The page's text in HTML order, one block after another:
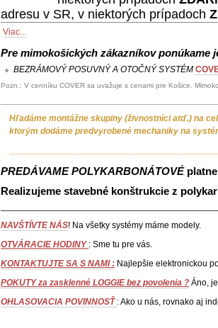
adresu v SR, v niektorých prípadoch
Viac...
Pre mimokošických zákazníkov ponúkame
BEZRÁMOVÝ POSUVNÝ A OTOČNÝ SYSTÉM
Pozn.: V cenníku COVER sa uvažuje s cenami pre Košice.
Hľadáme montážne skupiny (živnostníci atď.) na
ktorým dodáme predvyrobené mechaniky na
PREDÁVAME POLYKARBONÁTOVÉplatne
Realizujeme stavebné konštrukcie z
NAVŠTÍVTE NÁS! Na všetky systémy máme modely.
OTVÁRACIE HODINY : Sme tu pre vás.
KONTAKTUJTE SA S NAMI : Najlepšie elektronickou
POKUTY za zasklenné LOGGIE bez povolenia ? Áno,
OHLASOVACIA POVINNOSŤ : Ako u nás, rovnako aj